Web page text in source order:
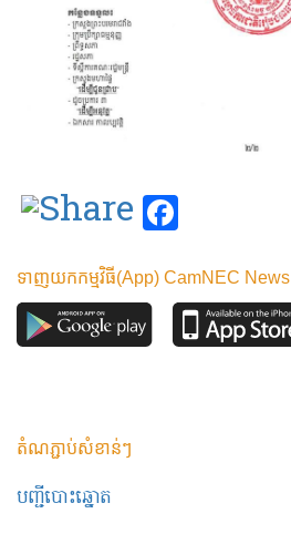
ទាញយកកម្មវិធី(App) CamNEC News
តំណភ្ជាប់សំខាន់ៗ
បញ្ជីបោះឆ្នោត